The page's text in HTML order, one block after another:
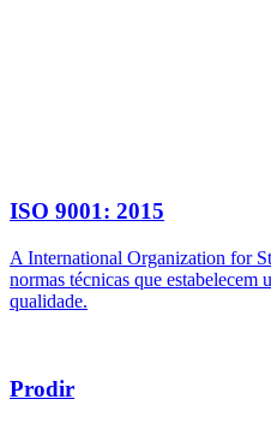
ISO 9001: 2015
A International Organization for
normas técnicas que estabelecem
qualidade.
Prodir